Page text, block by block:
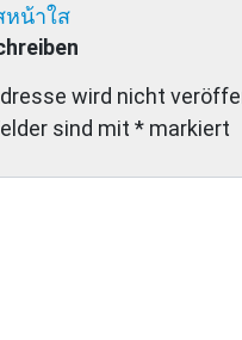
หน้าใส
wird nicht
sind mit * markiert